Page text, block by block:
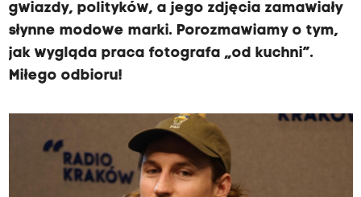
gwiazdy, polityków, a jego zdjęcia zamawiały
słynne modowe marki. Porozmawiamy o tym,
jak wygląda praca fotografa „od kuchni”.
Miłego odbioru!